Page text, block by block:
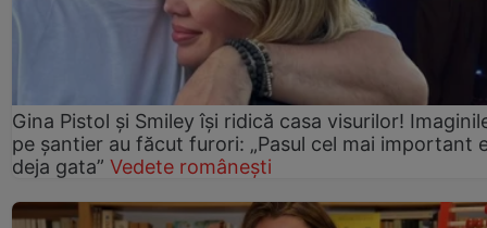
Gina Pistol și Smiley își ridică casa visurilor!
pe șantier au făcut furori: „Pasul cel mai important
deja gata” Vedete românești